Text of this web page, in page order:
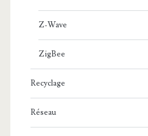
Z-Wave
ZigBee
Recyclage
Réseau